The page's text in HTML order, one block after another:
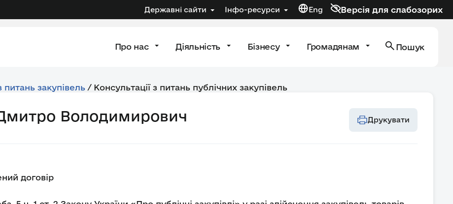
Державні сайти Інфо-ресурси Eng Версія для слабозорих
Про нас Діяльність Бізнесу Громадянам Пошук
питань закупівель / Консультації з питань публічних закупівель
Володимирович Друкувати
договір